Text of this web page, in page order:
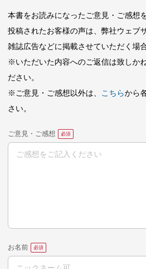
本書をお読みになったご意見・ご感想
投稿されたお客様の声は、弊社ウェブ
雑誌広告などに掲載させていただく場
※いただいた内容へのご返信は致しか
ださい。
※ご意見・ご感想以外は、
こちらから
さい。
ご意見・ご感想
お名前